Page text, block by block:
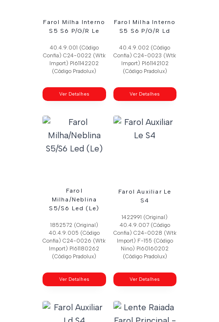
Farol Milha Interno
S5 S6 P/G/R Le
40.4.9.001 (Código
Confia) C24-0022 (Wtk
Import) Pl61142202
(Código Pradolux)
Ver Detalhes
Farol Milha Interno
S5 S6 P/G/R Ld
40.4.9.002 (Código
Confia) C24-0023 (Wtk
Import) Pl61142102
(Código Pradolux)
Ver Detalhes
Farol
Milha/Neblina
S5/S6 Led (Le)
1852572 (Original)
40.4.9.005 (Código
Confia) C24-0026 (Wtk
Import) Pl61180262
(Código Pradolux)
Ver Detalhes
Farol Auxiliar Le
S4
1422991 (Original)
40.4.9.007 (Código
Confia) C24-0028 (Wtk
Import) F-155 (Código
Nino) Pl60160202
(Código Pradolux)
Ver Detalhes